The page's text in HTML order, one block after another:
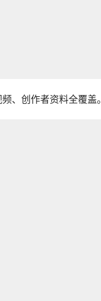
、创作者资料全覆盖。